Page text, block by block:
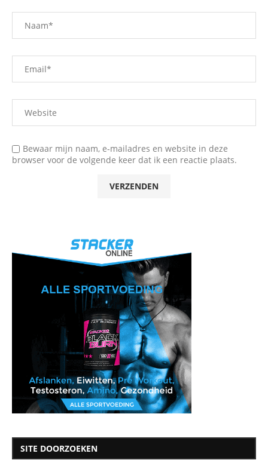
Bewaar mijn naam, e-mailadres en website in deze
browser voor de volgende keer dat ik een reactie plaats.
SITE DOORZOEKEN